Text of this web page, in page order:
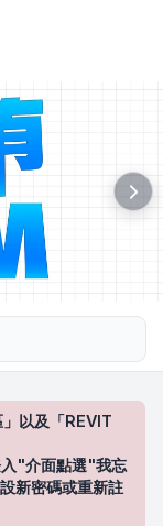
以及「REVIT
"介面點選"我忘
新密碼或重新註